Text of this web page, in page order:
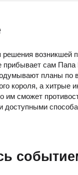
решения возникшей
прибывает сам
планы по
короля, а хитрые
им сможет
доступными